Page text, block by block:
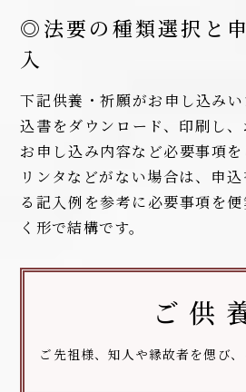
◎法要の種類選択と
入
下記供養・祈願がお申し込み
込書をダウンロード、印刷し、
お申し込み内容など必要事項
リンタなどがない場合は、申
る記入例を参考に必要事項を
く形で結構です。
ご 供
ご先祖様、知人や縁故者を偲び